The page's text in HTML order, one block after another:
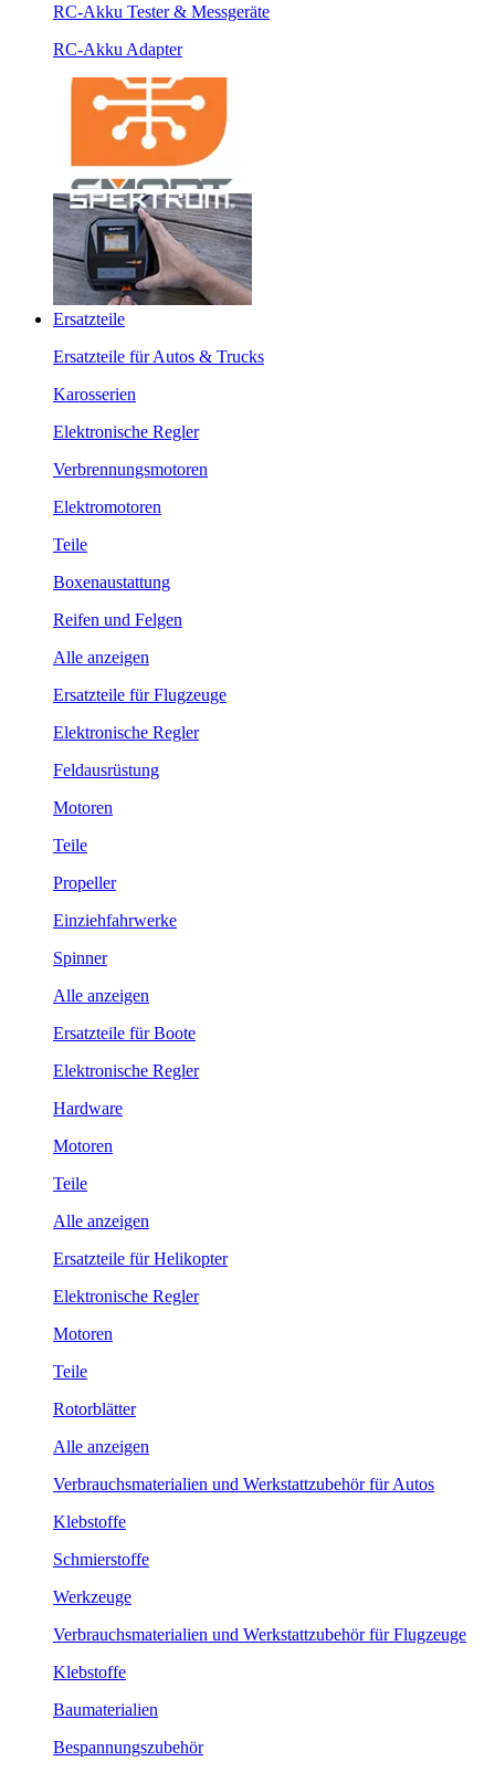
RC-Akku Tester & Messgeräte
RC-Akku Adapter
Ersatzteile
Ersatzteile für Autos & Trucks
Karosserien
Elektronische Regler
Verbrennungsmotoren
Elektromotoren
Teile
Boxenaustattung
Reifen und Felgen
Alle anzeigen
Ersatzteile für Flugzeuge
Elektronische Regler
Feldausrüstung
Motoren
Teile
Propeller
Einziehfahrwerke
Spinner
Alle anzeigen
Ersatzteile für Boote
Elektronische Regler
Hardware
Motoren
Teile
Alle anzeigen
Ersatzteile für Helikopter
Elektronische Regler
Motoren
Teile
Rotorblätter
Alle anzeigen
Verbrauchsmaterialien und Werkstattzubehör für Autos
Klebstoffe
Schmierstoffe
Werkzeuge
Verbrauchsmaterialien und Werkstattzubehör für Flugzeuge
Klebstoffe
Baumaterialien
Bespannungszubehör